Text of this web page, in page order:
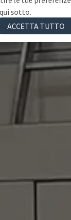
sotto.
ACCETTA TUTTO